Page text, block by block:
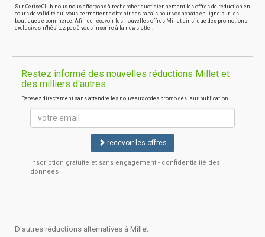
Sur CeriseClub, nous nous efforçons à rechercher quotidiennement les offres de réduction en
cours de validité qui vous permettent d'obtenir des rabais pour vos achats en ligne sur les
boutiques e-commerce. Afin de recevoir les nouvelles offres Millet ainsi que des promotions
exclusives, n'hésitez pas à vous inscrire à la newsletter.
Restez informé des nouvelles réductions Millet et
des milliers d'autres
Recevez directement sans attendre les nouveaux codes promo dès leur publication.
recevoir les offres
inscription gratuite et sans engagement - confidentialité des
données
D'autres réductions alternatives à Millet